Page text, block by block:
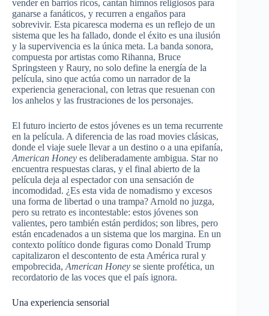
vender en barrios ricos, cantan himnos religiosos para
ganarse a fanáticos, y recurren a engaños para
sobrevivir. Esta picaresca moderna es un reflejo de un
sistema que les ha fallado, donde el éxito es una ilusión
y la supervivencia es la única meta. La banda sonora,
compuesta por artistas como Rihanna, Bruce
Springsteen y Raury, no solo define la energía de la
película, sino que actúa como un narrador de la
experiencia generacional, con letras que resuenan con
los anhelos y las frustraciones de los personajes.
El futuro incierto de estos jóvenes es un tema recurrente
en la película. A diferencia de las road movies clásicas,
donde el viaje suele llevar a un destino o a una epifanía,
American Honey es deliberadamente ambigua. Star no
encuentra respuestas claras, y el final abierto de la
película deja al espectador con una sensación de
incomodidad. ¿Es esta vida de nomadismo y excesos
una forma de libertad o una trampa? Arnold no juzga,
pero su retrato es incontestable: estos jóvenes son
valientes, pero también están perdidos; son libres, pero
están encadenados a un sistema que los margina. En un
contexto político donde figuras como Donald Trump
capitalizaron el descontento de esta América rural y
empobrecida, American Honey se siente profética, un
recordatorio de las voces que el país ignora.
Una experiencia sensorial